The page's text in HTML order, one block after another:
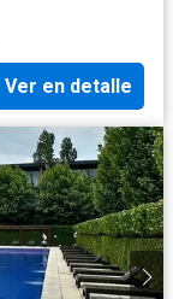
Ver en detalle